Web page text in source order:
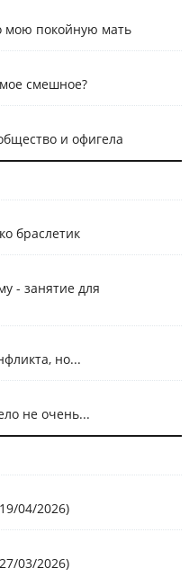
мою покойную мать
смешное?
и офигела
браслетик
- занятие для
но...
не очень...
04/2026)
03/2026)